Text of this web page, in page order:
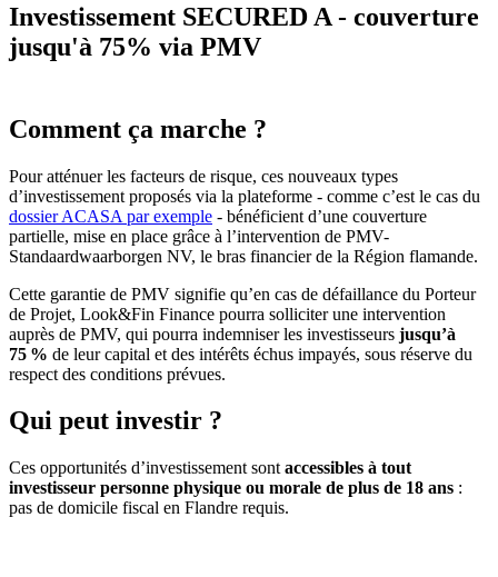
Investissement SECURED A - couverture
jusqu'à 75% via PMV
Comment ça marche ?
Pour atténuer les facteurs de risque, ces nouveaux types
d’investissement proposés via la plateforme - comme c’est le cas du
dossier ACASA par exemple - bénéficient d’une couverture
partielle, mise en place grâce à l’intervention de PMV-
Standaardwaarborgen NV, le bras financier de la Région flamande.
Cette garantie de PMV signifie qu’en cas de défaillance du Porteur
de Projet, Look&Fin Finance pourra solliciter une intervention
auprès de PMV, qui pourra indemniser les investisseurs jusqu’à
75 % de leur capital et des intérêts échus impayés, sous réserve du
respect des conditions prévues.
Qui peut investir ?
Ces opportunités d’investissement sont accessibles à tout
investisseur personne physique ou morale de plus de 18 ans :
pas de domicile fiscal en Flandre requis.